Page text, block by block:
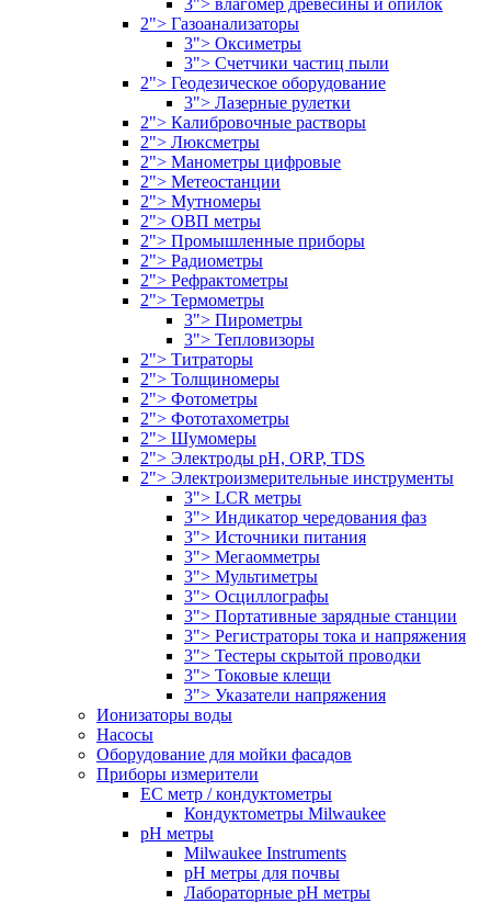
3"> влагомер древесины и опилок
2"> Газоанализаторы
3"> Оксиметры
3"> Счетчики частиц пыли
2"> Геодезическое оборудование
3"> Лазерные рулетки
2"> Калибровочные растворы
2"> Люксметры
2"> Манометры цифровые
2"> Метеостанции
2"> Мутномеры
2"> ОВП метры
2"> Промышленные приборы
2"> Радиометры
2"> Рефрактометры
2"> Термометры
3"> Пирометры
3"> Тепловизоры
2"> Титраторы
2"> Толщиномеры
2"> Фотометры
2"> Фототахометры
2"> Шумомеры
2"> Электроды pH, ORP, TDS
2"> Электроизмерительные инструменты
3"> LCR метры
3"> Индикатор чередования фаз
3"> Источники питания
3"> Мегаомметры
3"> Мультиметры
3"> Осциллографы
3"> Портативные зарядные станции
3"> Регистраторы тока и напряжения
3"> Тестеры скрытой проводки
3"> Токовые клещи
3"> Указатели напряжения
Ионизаторы воды
Насосы
Оборудование для мойки фасадов
Приборы измерители
EC метр / кондуктометры
Кондуктометры Milwaukee
pH метры
Milwaukee Instruments
pH метры для почвы
Лабораторные pH метры